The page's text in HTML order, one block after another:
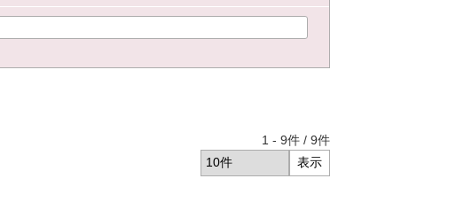
1 - 9件 / 9件